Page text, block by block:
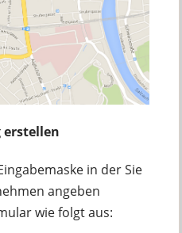
erstellen
in der Sie
angeben
wie folgt aus: